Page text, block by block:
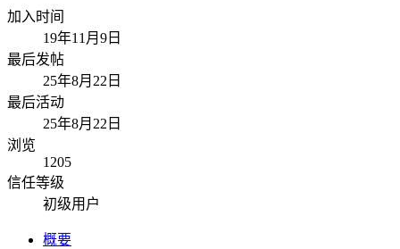
加入时间
19年11月9日
最后发帖
25年8月22日
最后活动
25年8月22日
浏览
1205
信任等级
初级用户
概要